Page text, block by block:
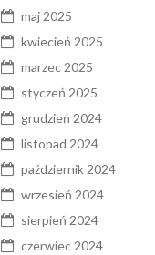
maj 2025
kwiecień 2025
marzec 2025
styczeń 2025
grudzień 2024
listopad 2024
październik 2024
wrzesień 2024
sierpień 2024
czerwiec 2024